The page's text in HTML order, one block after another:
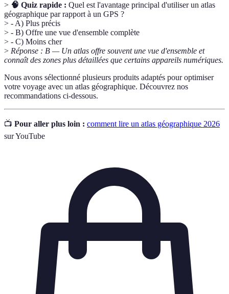
> 🧠 Quiz rapide : Quel est l'avantage principal d'utiliser un atlas
géographique par rapport à un GPS ?
> - A) Plus précis
> - B) Offre une vue d'ensemble complète
> - C) Moins cher
> Réponse : B — Un atlas offre souvent une vue d'ensemble et
connaît des zones plus détaillées que certains appareils numériques.
Nous avons sélectionné plusieurs produits adaptés pour optimiser
votre voyage avec un atlas géographique. Découvrez nos
recommandations ci-dessous.
📺 Pour aller plus loin : comment lire un atlas géographique 2026
sur YouTube